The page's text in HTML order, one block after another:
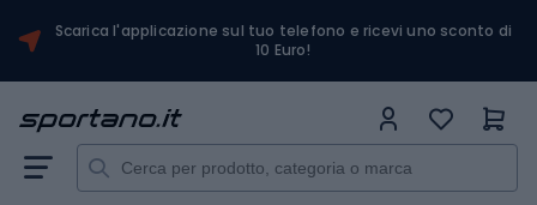
Scarica l'applicazione sul tuo telefono e ricevi uno sconto di
10 Euro!